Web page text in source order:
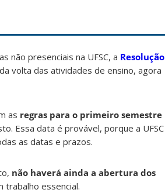
não presenciais na UFSC, a Resolução
volta das atividades de ensino, agora
as regras para o primeiro semestre
Essa data é provável, porque a UFSC
as datas e prazos.
não haverá ainda a abertura dos
trabalho essencial.